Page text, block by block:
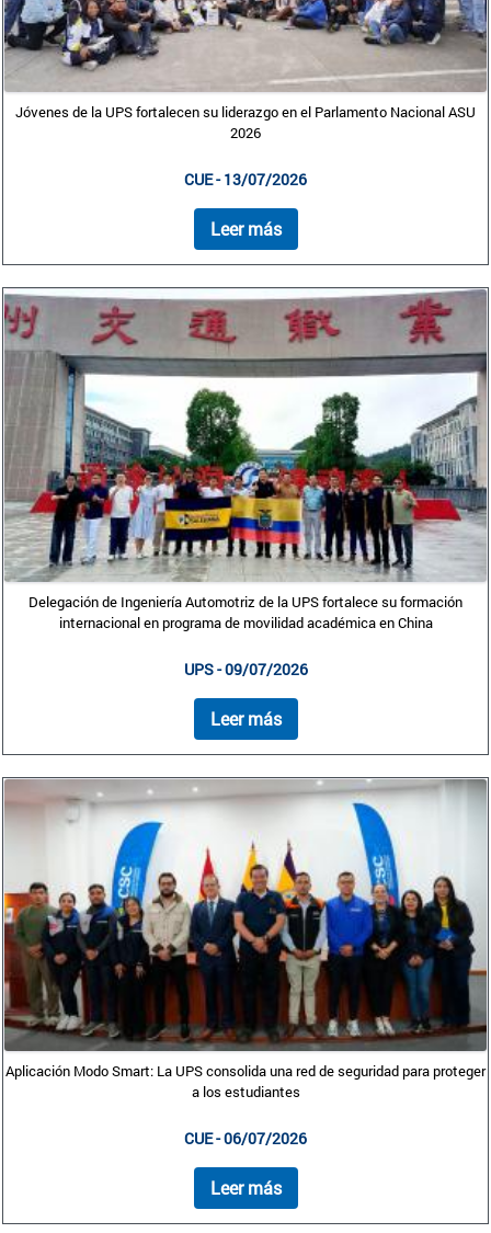
Jóvenes de la UPS fortalecen su liderazgo en el Parlamento Nacional ASU
2026
CUE - 13/07/2026
Leer más
Delegación de Ingeniería Automotriz de la UPS fortalece su formación
internacional en programa de movilidad académica en China
UPS - 09/07/2026
Leer más
Aplicación Modo Smart: La UPS consolida una red de seguridad para proteger
a los estudiantes
CUE - 06/07/2026
Leer más